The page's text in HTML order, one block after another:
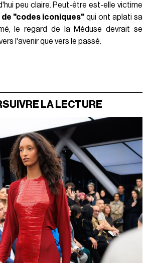
peu claire. Peut-être est-elle victime
"codes iconiques" qui ont aplati sa
le regard de la Méduse devrait se
l'avenir que vers le passé.
LA LECTURE